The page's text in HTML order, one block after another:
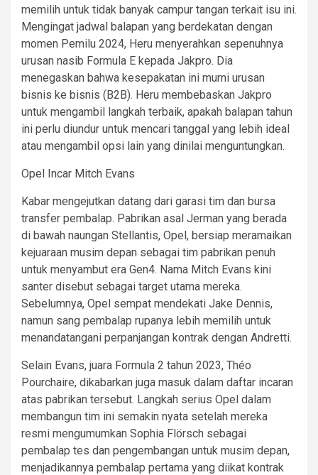
memilih untuk tidak banyak campur tangan terkait isu ini.
Mengingat jadwal balapan yang berdekatan dengan
momen Pemilu 2024, Heru menyerahkan sepenuhnya
urusan nasib Formula E kepada Jakpro. Dia
menegaskan bahwa kesepakatan ini murni urusan
bisnis ke bisnis (B2B). Heru membebaskan Jakpro
untuk mengambil langkah terbaik, apakah balapan tahun
ini perlu diundur untuk mencari tanggal yang lebih ideal
atau mengambil opsi lain yang dinilai menguntungkan.
Opel Incar Mitch Evans
Kabar mengejutkan datang dari garasi tim dan bursa
transfer pembalap. Pabrikan asal Jerman yang berada
di bawah naungan Stellantis, Opel, bersiap meramaikan
kejuaraan musim depan sebagai tim pabrikan penuh
untuk menyambut era Gen4. Nama Mitch Evans kini
santer disebut sebagai target utama mereka.
Sebelumnya, Opel sempat mendekati Jake Dennis,
namun sang pembalap rupanya lebih memilih untuk
menandatangani perpanjangan kontrak dengan Andretti.
Selain Evans, juara Formula 2 tahun 2023, Théo
Pourchaire, dikabarkan juga masuk dalam daftar incaran
atas pabrikan tersebut. Langkah serius Opel dalam
membangun tim ini semakin nyata setelah mereka
resmi mengumumkan Sophia Flörsch sebagai
pembalap tes dan pengembangan untuk musim depan,
menjadikannya pembalap pertama yang diikat kontrak